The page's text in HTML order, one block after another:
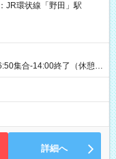
：JR環状線「野田」駅
集合-14:00終了（休憩
詳細へ